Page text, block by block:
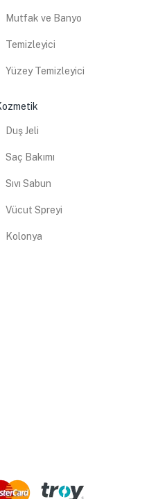
Mutfak ve Banyo
Temizleyici
Yüzey Temizleyici
Duş Jeli
Saç Bakımı
Sıvı Sabun
Vücut Spreyi
Kolonya